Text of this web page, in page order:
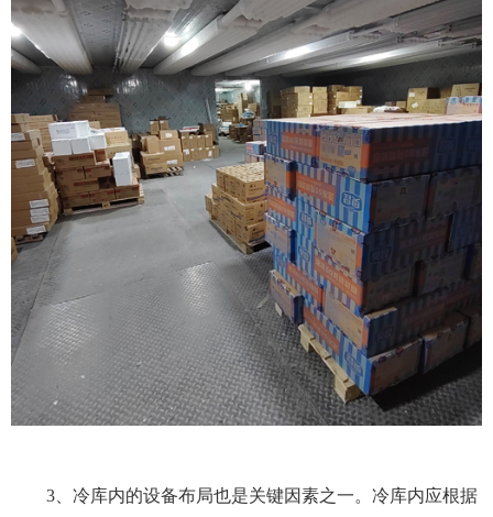
3、 冷库内的设备布局也是关键因素之一。冷库内应根据